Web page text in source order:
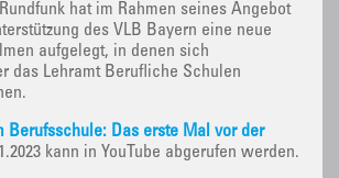
hat im Rahmen seines Angebot
des VLB Bayern eine neue
aufgelegt, in denen sich
das Lehramt Berufliche Schulen
Berufsschule: Das erste Mal vor der
kann in YouTube abgerufen werden.